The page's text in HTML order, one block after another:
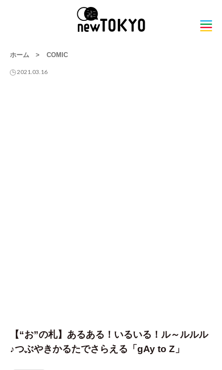
ホーム > COMIC
2021.03.16
【“お”の札】あるある！いるいる！ル～ルルル
♪つぶやきかるたでさらえる「gAy to Z」